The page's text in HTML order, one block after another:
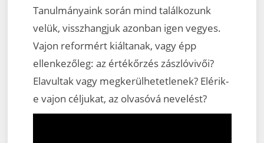
Tanulmányaink során mind találkozunk
velük, visszhangjuk azonban igen vegyes.
Vajon reformért kiáltanak, vagy épp
ellenkezőleg: az értékőrzés zászlóvivői?
Elavultak vagy megkerülhetetlenek? Elérik-
e vajon céljukat, az olvasóvá nevelést?